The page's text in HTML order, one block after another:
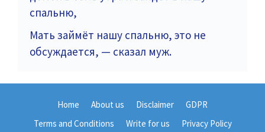
спальню,
Мать займёт нашу спальню, это не
обсуждается, — сказал муж.
Home About us Disclaimer
GDPR
Terms and Conditions
Write for us Privacy Policy